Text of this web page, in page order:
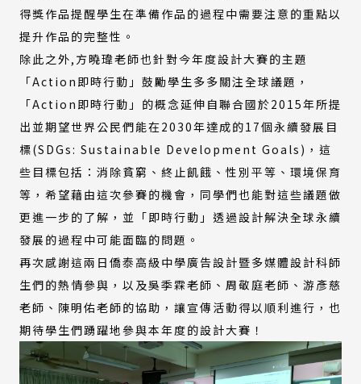
得獎作品提醒學生在準備作品的過程中需要注意的重點以
提升作品的完整性。
除此之外,方曉瑋老師也針對今年度設計大賽的主題
「Action即時行動」鼓勵學生多多關注全球議題，
「Action即時行動」的概念延伸自聯合國於2015年所提
出並期望世界公民們能在2030年達成的17個永續發展目
標(SDGs: Sustainable Development Goals)，這
些目標包括：消除貧窮、終止飢餓、性別平等、環境保育
等，希望藉由這次參賽的機會，同學們也能對這些議題做
更進一步的了解，並「即時行動」透過設計解決全球永續
發展的過程中可能面臨的問題。
再次感謝這兩日僑泰高級中學廣告設計暨多媒體設計科師
生們的熱情參與，以及吳季霖老師、周敬庭老師、游彥慈
老師、陳明佑老師的協助，讓宣傳活動得以順利進行，也
期待學生們踴躍地參與本年度的設計大賽！